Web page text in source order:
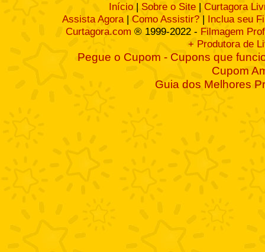
Início | Sobre o Site | Curtagora
Assista Agora| Como Assistir? | Inclua seu
Curtagora.com ® 1999-2022 - Filmagem
+ Produtora de
Pegue o Cupom - Cupons que
Cupom
Guia dos Melhores